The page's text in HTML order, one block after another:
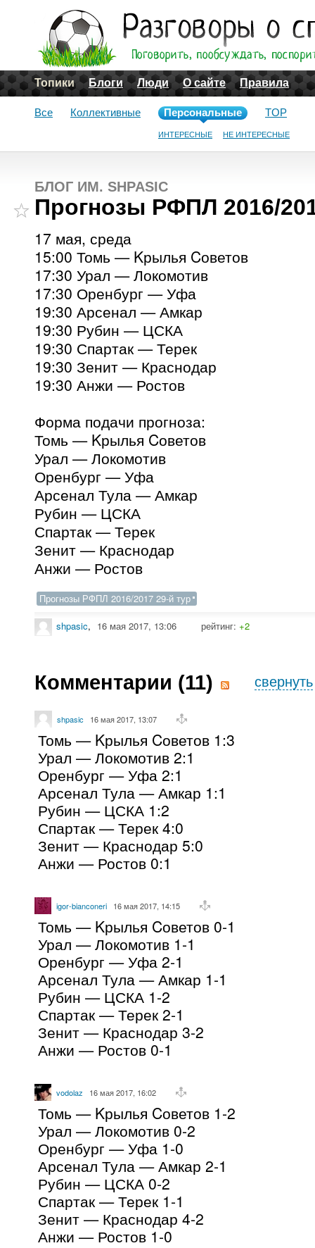
Топики Блоги Люди О сайте Правила
Все Коллективные Персональные
ИНТЕРЕСНЫЕ НЕ ИНТЕРЕСНЫЕ
TOP
БЛОГ ИМ. SHPASIC
Прогнозы РФПЛ 2016/
17 мая, среда
15:00 Томь — Kрылья Cоветов
17:30 Урал — Локомотив
17:30 Оренбург — Уфа
19:30 Арсенал — Амкар
19:30 Рубин — ЦСКА
19:30 Спартак — Терек
19:30 Зенит — Краснодар
19:30 Анжи — Ростов
Форма подачи прогноза:
Томь — Kрылья Cоветов
Урал — Локомотив
Оренбург — Уфа
Арсенал Тула — Амкар
Рубин — ЦСКА
Спартак — Терек
Зенит — Краснодар
Анжи — Ростов
Прогнозы РФПЛ 2016/2017 29-й тур
shpasic, 16 мая 2017, 13:06 рейтинг: +2
Комментарии (11) свернуть
shpasic 16 мая 2017, 13:07
Томь — Kрылья Cоветов 1:3
Урал — Локомотив 2:1
Оренбург — Уфа 2:1
Арсенал Тула — Амкар 1:1
Рубин — ЦСКА 1:2
Спартак — Терек 4:0
Зенит — Краснодар 5:0
Анжи — Ростов 0:1
igor-bianconeri 16 мая 2017, 14:15
Томь — Kрылья Cоветов 0-1
Урал — Локомотив 1-1
Оренбург — Уфа 2-1
Арсенал Тула — Амкар 1-1
Рубин — ЦСКА 1-2
Спартак — Терек 2-1
Зенит — Краснодар 3-2
Анжи — Ростов 0-1
vodolaz 16 мая 2017, 16:02
Томь — Kрылья Cоветов 1-2
Урал — Локомотив 0-2
Оренбург — Уфа 1-0
Арсенал Тула — Амкар 2-1
Рубин — ЦСКА 0-2
Спартак — Терек 1-1
Зенит — Краснодар 4-2
Анжи — Ростов 1-0